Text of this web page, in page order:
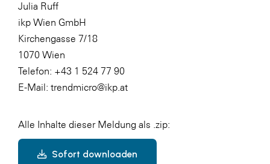
Julia Ruff
ikp Wien GmbH
Kirchengasse 7/18
1070 Wien
Telefon: +43 1 524 77 90
E-Mail: trendmicro@ikp.at
Alle Inhalte dieser Meldung als .zip:
Sofort downloaden